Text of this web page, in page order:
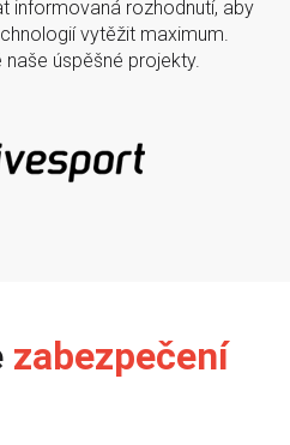
informovaná rozhodnutí, aby
vytěžit maximum.
úspěšné projekty.
zabezpečení